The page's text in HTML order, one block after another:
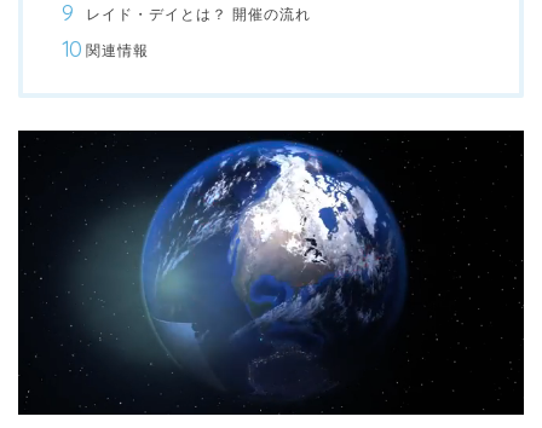
レイド・デイとは？ 開催の流れ
関連情報